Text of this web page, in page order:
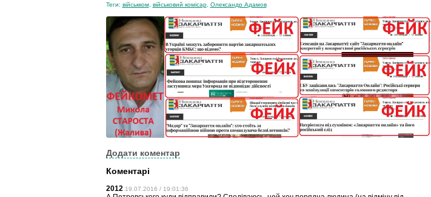
Теги: військком, військовий комісар, Олександр Адамов
Додати коментар
Коментарі
2012 19.07.2016 / 19:01:36